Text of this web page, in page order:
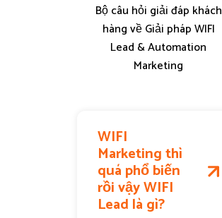
Bộ câu hỏi giải đáp khách
hàng về Giải pháp WIFI
Lead & Automation
Marketing
WIFI
Marketing thì
quá phổ biến
rồi vậy WIFI
Lead là gì?